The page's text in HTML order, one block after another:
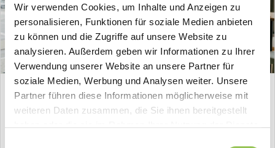
Wir verwenden Cookies, um Inhalte und Anzeigen zu
personalisieren, Funktionen für soziale Medien anbieten
zu können und die Zugriffe auf unsere Website zu
analysieren. Außerdem geben wir Informationen zu Ihrer
Verwendung unserer Website an unsere Partner für
soziale Medien, Werbung und Analysen weiter. Unsere
Partner führen diese Informationen möglicherweise mit
weiteren Daten zusammen, die Sie ihnen bereitgestellt
haben oder die sie im Rahmen Ihrer Nutzung der Dienste
HOW-TO
Hybride Events planen und durchführen: eine
hybride Veranstaltung, die beide Zielgruppen